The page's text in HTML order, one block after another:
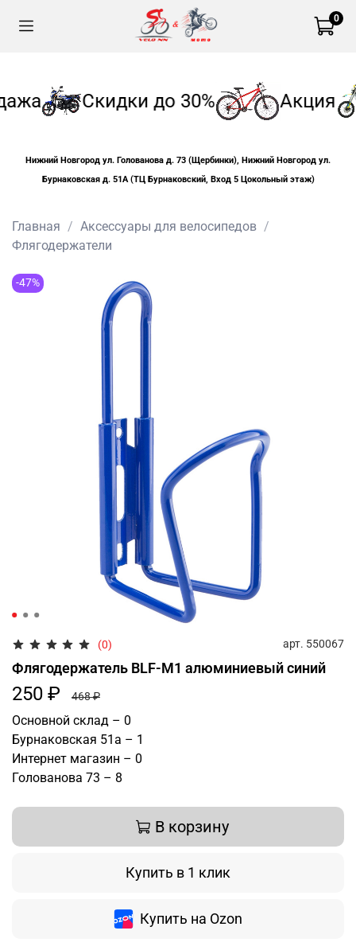
0
Скидки до 30% Акция
Нижний Новгород ул. Голованова д. 73 (Щербинки), Нижний Новгород ул.
Бурнаковская д. 51А (ТЦ Бурнаковский, Вход 5 Цокольный этаж)
Главная
Аксессуары для велосипедов
Флягодержатели
-47%
(0) арт. 550067
Флягодержатель BLF-M1 алюминиевый синий
250 ₽ 468 ₽
Основной склад – 0
Бурнаковская 51а – 1
Интернет магазин – 0
Голованова 73 – 8
В корзину
Купить в 1 клик
Купить на Ozon